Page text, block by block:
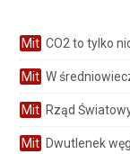
Mit CO2 to tylko
Mit W
Mit Rząd
Mit Dwutlenek